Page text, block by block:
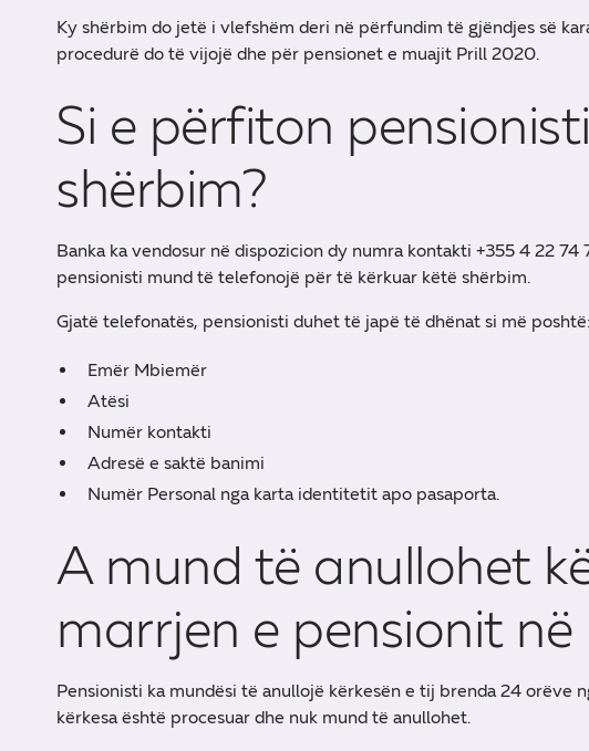
Ky shërbim do jetë i vlefshëm deri në përfundim të gjëndjes së
procedurë do të vijojë dhe për pensionet e muajit Prill 2020.
Si e përfiton
shërbim?
Banka ka vendosur në dispozicion dy numra kontakti +355 4 22
pensionisti mund të telefonojë për të kërkuar këtë shërbim.
Gjatë telefonatës, pensionisti duhet të japë të dhënat si më poshtë:
Emër Mbiemër
Atësi
Numër kontakti
Adresë e saktë banimi
Numër Personal nga karta identitetit apo pasaporta.
A mund të anullohet
marrjen e pensionit në
Pensionisti ka mundësi të anullojë kërkesën e tij brenda 24 orëve
kërkesa është procesuar dhe nuk mund të anullohet.